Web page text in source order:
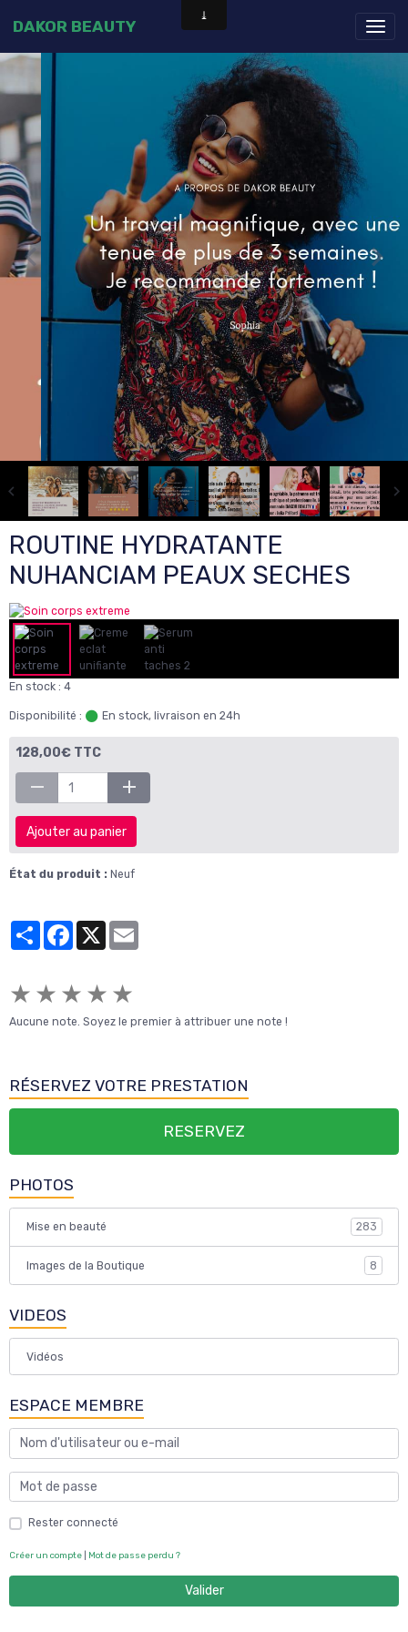
DAKOR BEAUTY
ROUTINE HYDRATANTE
NUHANCIAM PEAUX SECHES
En stock : 4
Disponibilité : En stock, livraison en 24h
128,00€ TTC
Ajouter au panier
État du produit : Neuf
PartagerFacebook
X
★ ★ ★ ★ ★
Aucune note. Soyez le premier à attribuer une note !
RÉSERVEZ VOTRE PRESTATION
RESERVEZ
PHOTOS
Mise en beauté 283
Images de la Boutique 8
VIDEOS
Vidéos
ESPACE MEMBRE
Rester connecté
Créer un compte Mot de passe perdu ?
Valider